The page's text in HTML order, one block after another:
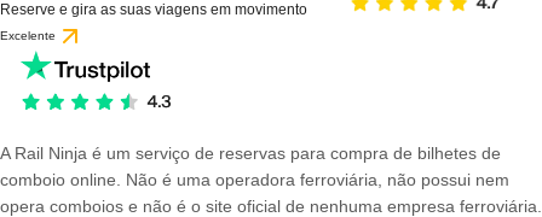
Reserve e gira as suas viagens em movimento
Excelente
A Rail Ninja é um serviço de reservas para compra de bilhetes de
comboio online. Não é uma operadora ferroviária, não possui nem
opera comboios e não é o site oficial de nenhuma empresa ferroviária.